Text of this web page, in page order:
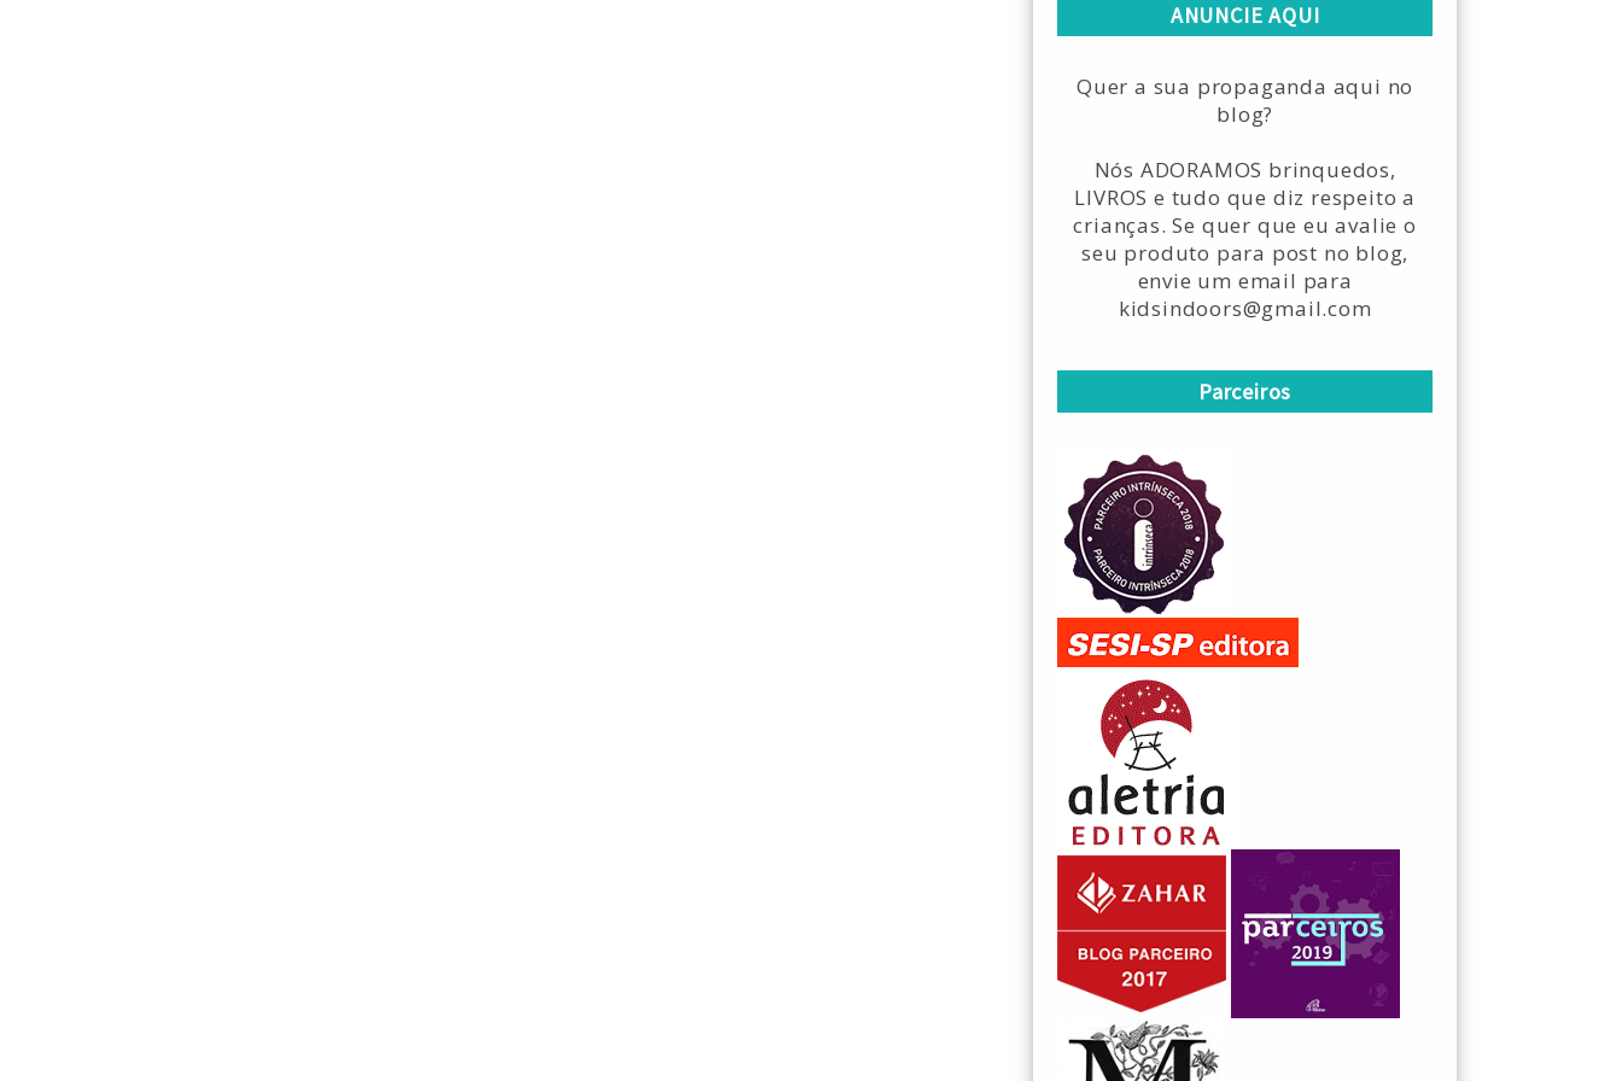
ANUNCIE AQUI
Quer a sua propaganda aqui no
blog?
Nós ADORAMOS brinquedos,
LIVROS e tudo que diz respeito a
crianças. Se quer que eu avalie o
seu produto para post no blog,
envie um email para
kidsindoors@gmail.com
Parceiros